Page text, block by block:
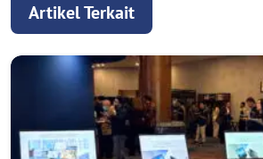
Artikel Terkait